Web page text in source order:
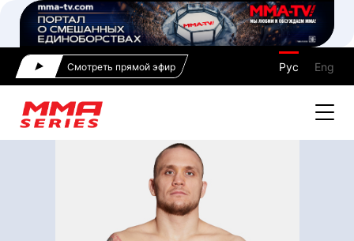
Смотреть прямой эфир Рус Eng